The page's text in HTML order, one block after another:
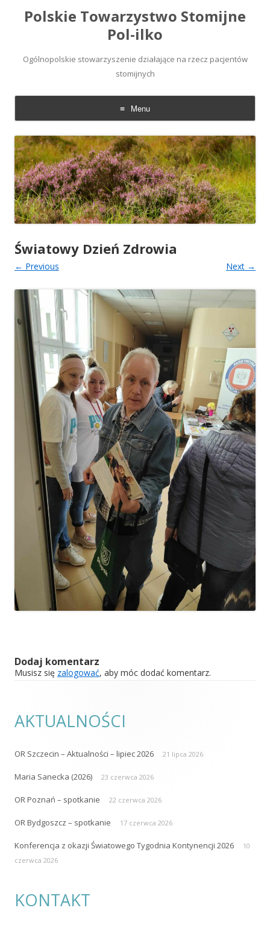
Polskie Towarzystwo Stomijne
Pol-ilko
Ogólnopolskie stowarzyszenie działające na rzecz pacjentów
stomijnych
Menu
Skip
to
content
Światowy Dzień Zdrowia
← Previous Next →
Dodaj komentarz
Musisz się zalogować, aby móc dodać komentarz.
AKTUALNOŚCI
OR Szczecin – Aktualności – lipiec 2026 21 lipca 2026
Maria Sanecka (2026) 23 czerwca 2026
OR Poznań – spotkanie 22 czerwca 2026
OR Bydgoszcz – spotkanie 17 czerwca 2026
Konferencja z okazji Światowego Tygodnia Kontynencji 2026
10
czerwca 2026
KONTAKT